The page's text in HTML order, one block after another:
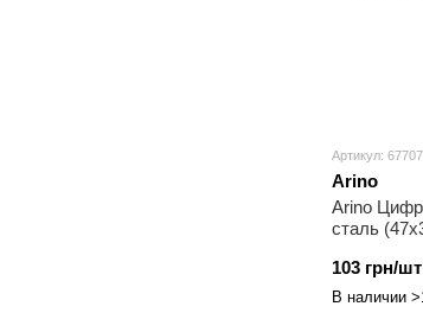
Артикул: 67707
Arino
Arino
сталь
103 грн/шт
В наличии